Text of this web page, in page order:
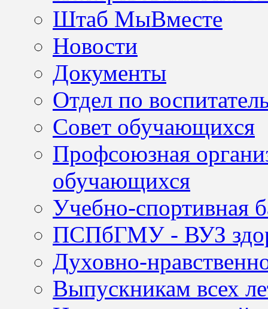
Штаб МыВместе
Новости
Документы
Отдел по
Совет обучающихся
Профсоюзная
обучающихся
Учебно-спортивная
ПСПбГМУ - ВУЗ
Духовно-
Выпускникам всех